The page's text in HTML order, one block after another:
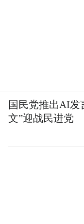
国民党推出AI发
文”迎战民进党